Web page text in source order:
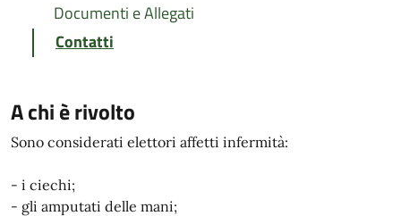
Documenti e Allegati
Contatti
A chi è rivolto
Sono considerati elettori affetti infermità:
- i ciechi;
- gli amputati delle mani;